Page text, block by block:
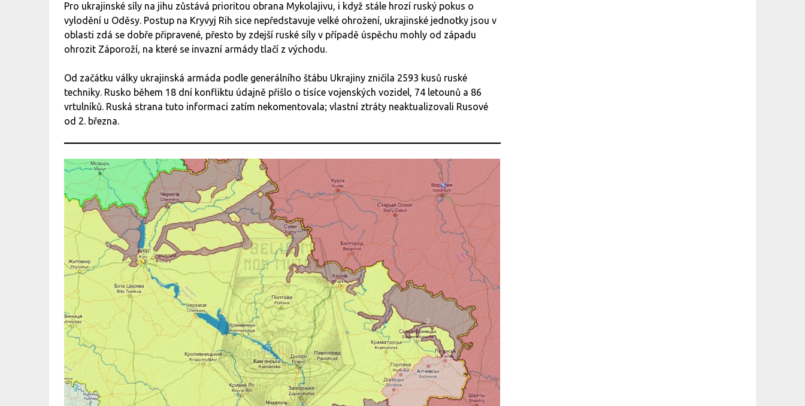
Pro ukrajinské síly na jihu zůstává prioritou obrana Mykolajivu, i když stále hrozí ruský pokus o
vylodění u Oděsy. Postup na Kryvyj Rih sice nepředstavuje velké ohrožení, ukrajinské jednotky jsou v
oblasti zdá se dobře připravené, přesto by zdejší ruské síly v případě úspěchu mohly od západu
ohrozit Záporoží, na které se invazní armády tlačí z východu.
Od začátku války ukrajinská armáda podle generálního štábu Ukrajiny zničila 2593 kusů ruské
techniky. Rusko během 18 dní konfliktu údajně přišlo o tisíce vojenských vozidel, 74 letounů a 86
vrtulníků. Ruská strana tuto informaci zatím nekomentovala; vlastní ztráty neaktualizovali Rusové
od 2. března.